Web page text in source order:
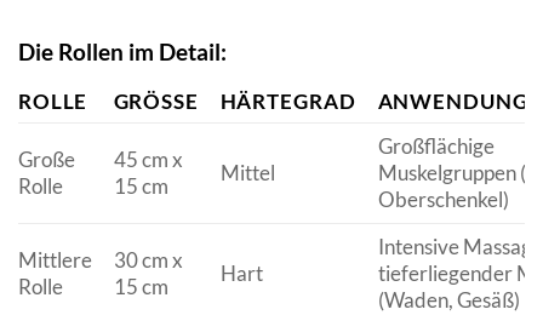
Die Rollen im Detail:
ROLLE GRÖSSE HÄRTEGRAD
Große
Rolle
45 cm x
15 cm
Mittel
Großflächige
Muskelgruppen
Oberschenkel)
Mittlere
Rolle
30 cm x
15 cm
Hart
Intensive Massage
tieferliegender
(Waden, Gesäß)